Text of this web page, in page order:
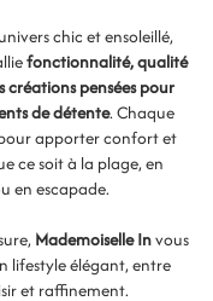
chic et ensoleillé,
fonctionnalité, qualité
créations pensées pour
de détente. Chaque
apporter confort et
ce soit à la plage, en
en escapade.
Mademoiselle Invous
lifestyle élégant, entre
et raffinement.